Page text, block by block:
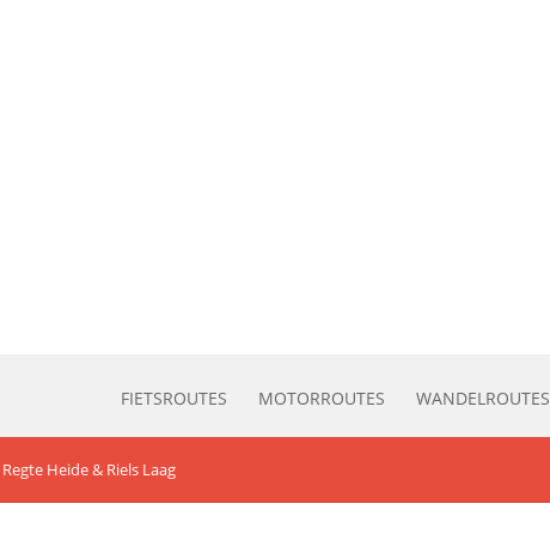
FIETSROUTES MOTORROUTES WANDELROUTES
Heide & Riels Laag